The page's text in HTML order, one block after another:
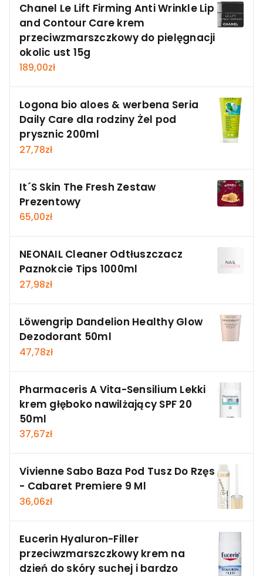
Chanel Le Lift Firming Anti Wrinkle Lip
and Contour Care krem
przeciwzmarszczkowy do pielęgnacji
okolic ust 15g
189,00zł
Logona bio aloes & werbena Seria
Daily Care dla rodziny Żel pod
prysznic 200ml
27,78zł
It´S Skin The Fresh Zestaw
Prezentowy
65,00zł
NEONAIL Cleaner Odtłuszczacz
Paznokcie Tips 1000ml
27,98zł
Löwengrip Dandelion Healthy Glow
Dezodorant 50ml
47,78zł
Pharmaceris A Vita-Sensilium Lekki
krem głęboko nawilżający SPF 20
50ml
37,67zł
Vivienne Sabo Baza Pod Tusz Do Rzęs
- Cabaret Premiere 9 Ml
36,06zł
Eucerin Hyaluron-Filler
przeciwzmarszczkowy krem na
dzień do skóry suchej i bardzo